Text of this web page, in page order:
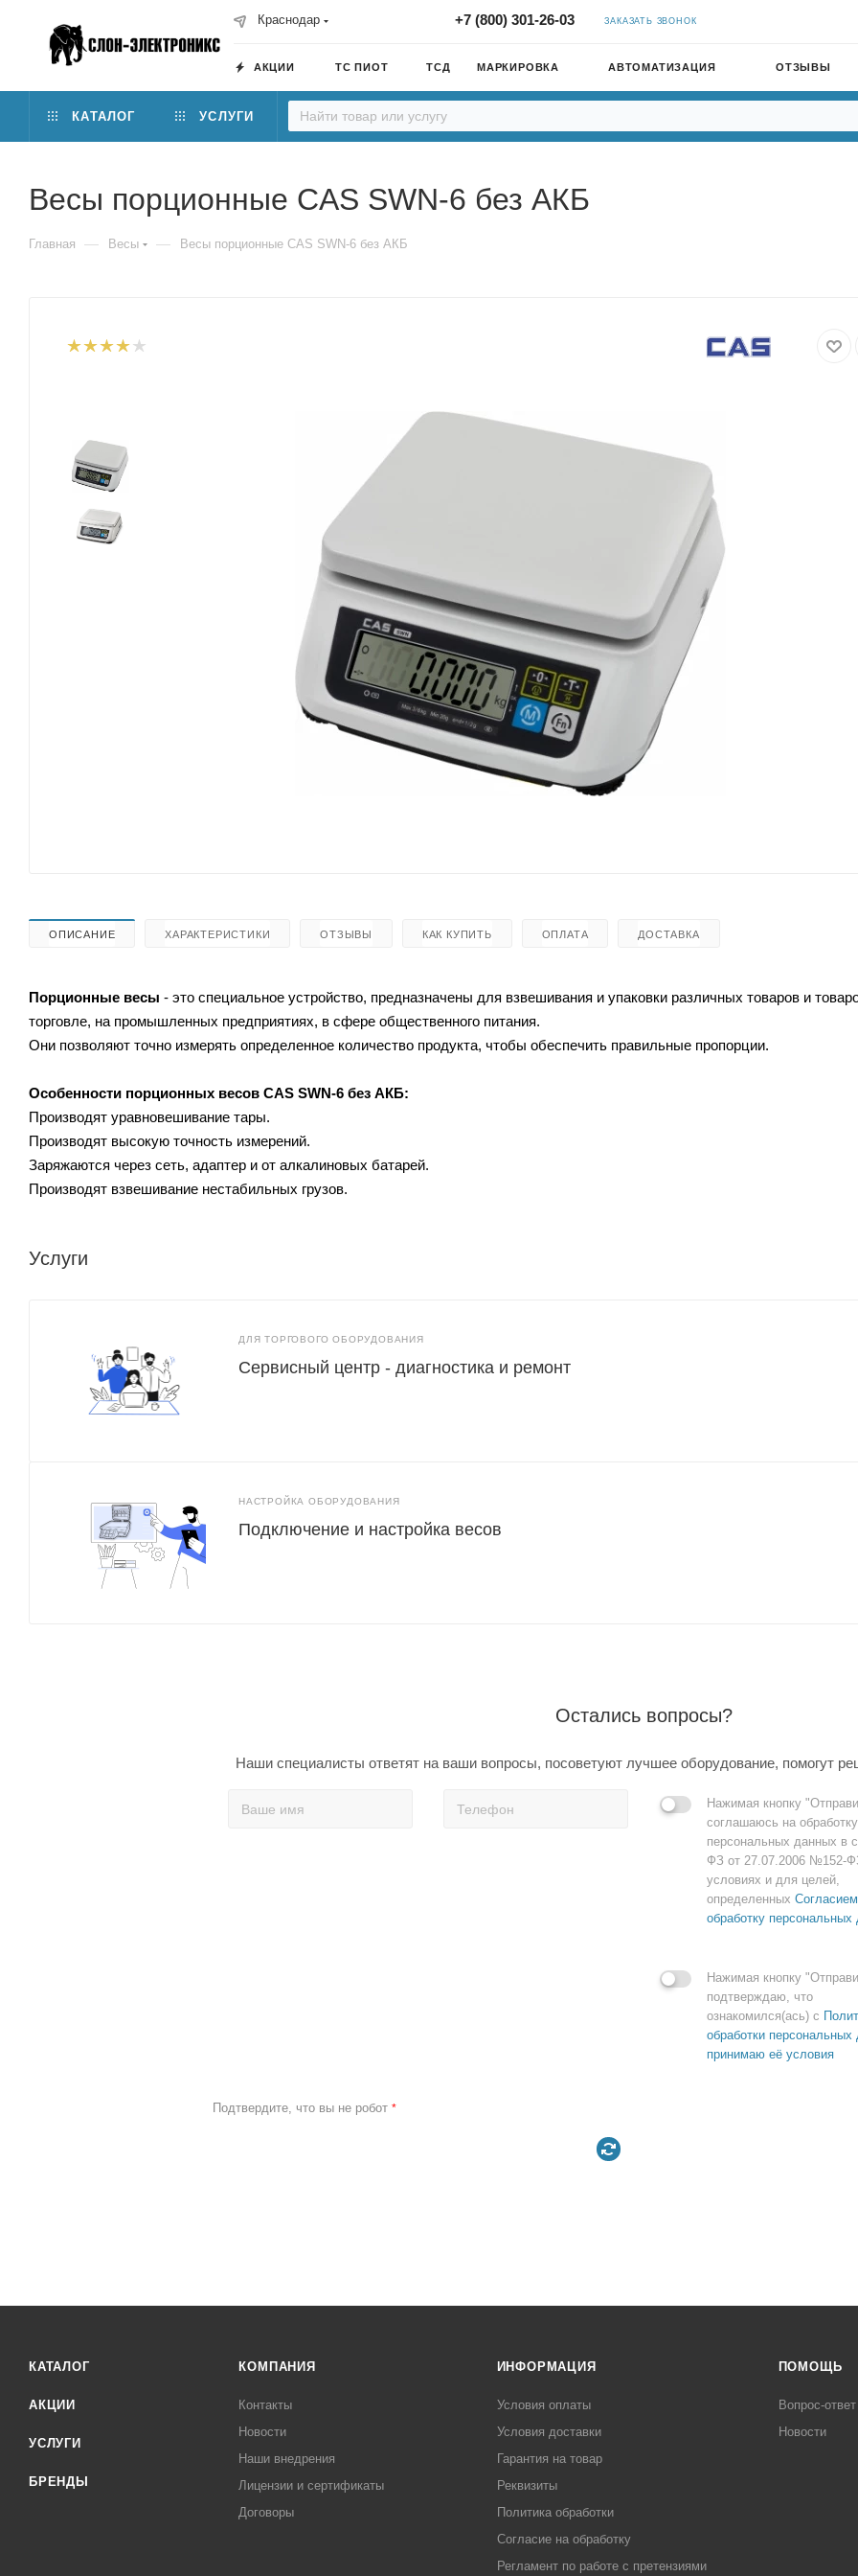
Краснодар +7 (800) 301-26-03 ЗАКАЗАТЬ ЗВОНОК
АКЦИИ ТС ПИОТ ТСД МАРКИРОВКА АВТОМАТИЗАЦИЯ ОТЗЫВЫ
КАТАЛОГ УСЛУГИ
Весы порционные CAS SWN-6 без АКБ
Главная — Весы — Весы порционные CAS SWN-6 без АКБ
ОПИСАНИЕ ХАРАКТЕРИСТИКИ ОТЗЫВЫ КАК КУПИТЬ ОПЛАТА ДОСТАВКА
Порционные весы - это специальное устройство, предназначены для взвешивания и упаковки различных товаров и
торговле, на промышленных предприятиях, в сфере общественного питания.
Они позволяют точно измерять определенное количество продукта, чтобы обеспечить правильные пропорции.
Особенности порционных весов CAS SWN-6 без АКБ:
Производят уравновешивание тары.
Производят высокую точность измерений.
Заряжаются через сеть, адаптер и от алкалиновых батарей.
Производят взвешивание нестабильных грузов.
Услуги
ДЛЯ ТОРГОВОГО ОБОРУДОВАНИЯ
Сервисный центр - диагностика и ремонт
НАСТРОЙКА ОБОРУДОВАНИЯ
Подключение и настройка весов
Остались вопросы?
Наши специалисты ответят на ваши вопросы, посоветуют лучшее оборудование, помогут
Нажимая кнопку
соглашаюсь на
персональных данных в
ФЗ от 27.07.2006 №152-
условиях и для целей,
определенных
обработку персональных
Нажимая кнопку
подтверждаю, что
ознакомился(ась) с
обработки персональных
принимаю её условия
Подтвердите, что вы не робот *
КАТАЛОГ
АКЦИИ
УСЛУГИ
БРЕНДЫ
КОМПАНИЯ
Контакты
Новости
Наши внедрения
Лицензии и сертификаты
Договоры
ИНФОРМАЦИЯ
Условия оплаты
Условия доставки
Гарантия на товар
Реквизиты
Политика обработки
Согласие на обработку
Регламент по работе с претензиями
ПОМОЩЬ
Вопрос-ответ
Новости